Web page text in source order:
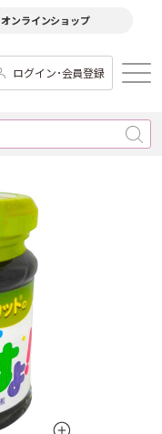
オンラインショップ
ログイン･会員登録